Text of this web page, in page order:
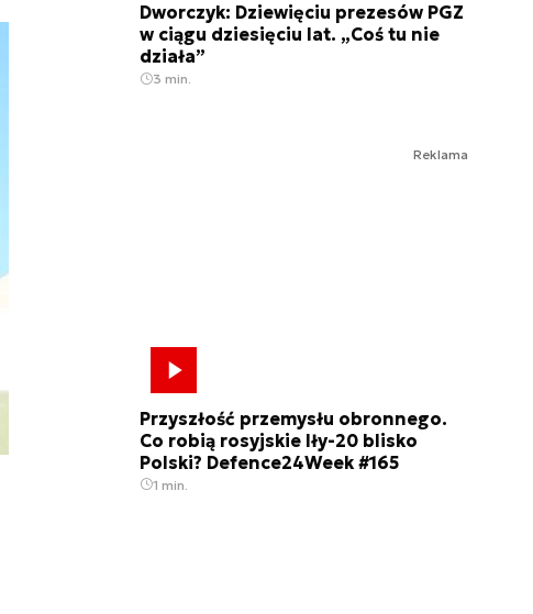
Dworczyk: Dziewięciu prezesów PGZ
w ciągu dziesięciu lat. „Coś tu nie
działa”
3 min.
Reklama
Przyszłość przemysłu obronnego.
Co robią rosyjskie Iły-20 blisko
Polski? Defence24Week #165
1 min.